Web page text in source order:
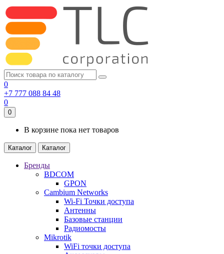
0
+7 777 088 84 48
0
0
В корзине пока нет товаров
Каталог Каталог
Бренды
BDCOM
GPON
Cambium Networks
Wi-Fi Точки доступа
Антенны
Базовые станции
Радиомосты
Mikrotik
WiFi точки доступа